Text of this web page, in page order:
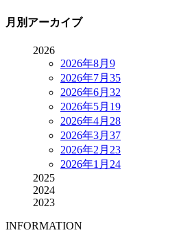
月別アーカイブ
2026
2026年8月 9
2026年7月 35
2026年6月 32
2026年5月 19
2026年4月 28
2026年3月 37
2026年2月 23
2026年1月 24
2025
2024
2023
INFORMATION